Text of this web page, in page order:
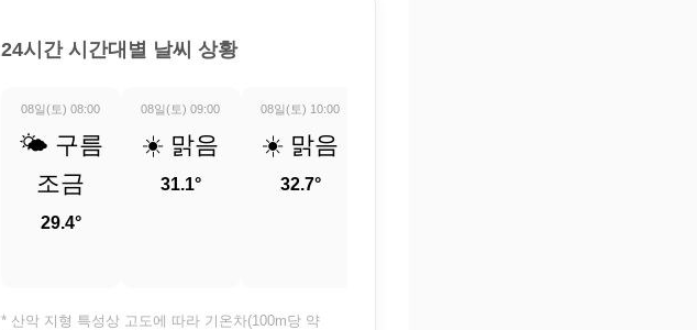
24시간 시간대별 날씨 상황
08일(토) 08:00
🌤️ 구름
조금
29.4°
08일(토) 09:00
☀️ 맑음
31.1°
08일(토) 10:00
☀️ 맑음
32.7°
* 산악 지형 특성상 고도에 따라 기온차(100m당 약